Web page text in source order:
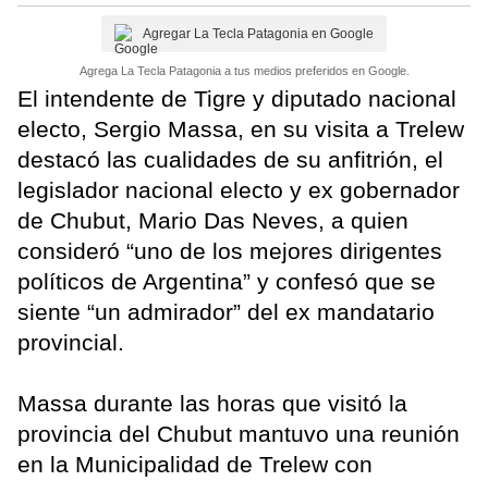
Agregar La Tecla Patagonia en Google
Agrega La Tecla Patagonia a tus medios preferidos en Google.
El intendente de Tigre y diputado nacional
electo, Sergio Massa, en su visita a Trelew
destacó las cualidades de su anfitrión, el
legislador nacional electo y ex gobernador
de Chubut, Mario Das Neves, a quien
consideró “uno de los mejores dirigentes
políticos de Argentina” y confesó que se
siente “un admirador” del ex mandatario
provincial.
Massa durante las horas que visitó la
provincia del Chubut mantuvo una reunión
en la Municipalidad de Trelew con